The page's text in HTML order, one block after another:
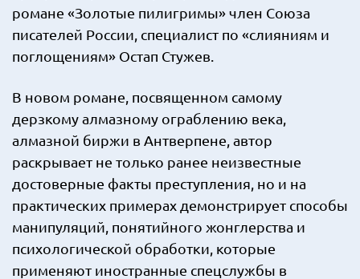
романе «Золотые пилигримы» член Союза
писателей России, специалист по «слияниям и
поглощениям» Остап Стужев.
В новом романе, посвященном самому
дерзкому алмазному ограблению века,
алмазной биржи в Антверпене, автор
раскрывает не только ранее неизвестные
достоверные факты преступления, но и на
практических примерах демонстрирует способы
манипуляций, понятийного жонглерства и
психологической обработки, которые
применяют иностранные спецслужбы в